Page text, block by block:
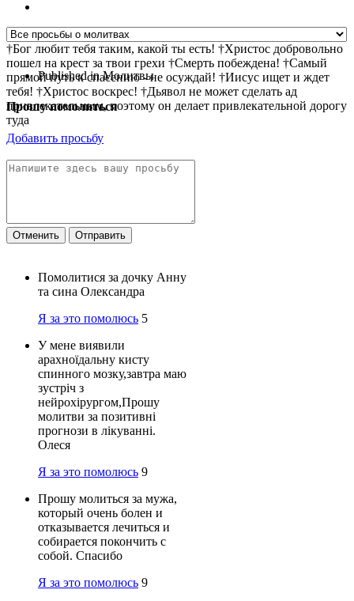
†Бог любит тебя таким, какой ты есть! †Христос добровольно
пошел на крест за твои грехи †Смерть побеждена! †Самый
прямой путь к спасению - не осуждай! †Иисус ищет и ждет
тебя! †Христос воскрес! †Дьявол не может сделать ад
привлекательным, поэтому он делает привлекательной дорогу
туда
Published inМолитвы
Прошу помолиться
Добавить просьбу
Отменить Отправить
Помолитися за дочку Анну
та сина Олександра
Я за это помолюсь 5
У мене виявили
арахноїдальну кисту
спинного мозку,завтра маю
зустріч з
нейрохірургом,Прошу
молитви за позитивні
прогнози в лікуванні.
Олеся
Я за это помолюсь 9
Прошу молиться за мужа,
который очень болен и
отказывается лечиться и
собирается покончить с
собой. Спасибо
Я за это помолюсь 9